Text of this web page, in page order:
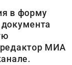
в форму
МИА